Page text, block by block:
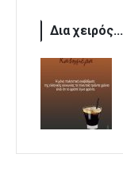
Δια χειρός...